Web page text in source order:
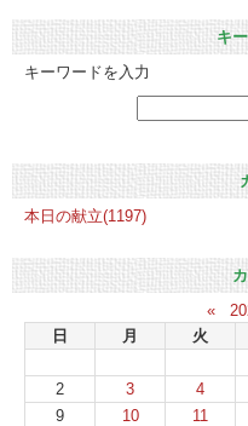
キ
キーワードを入力
本日の献立(1197)
«
日
月 火
2
3 4
9
10 11